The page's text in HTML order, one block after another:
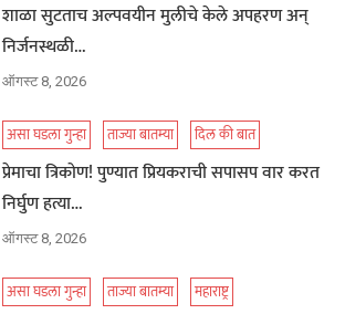
शाळा सुटताच अल्पवयीन मुलीचे केले अपहरण अन्
निर्जनस्थळी…
ऑगस्ट 8, 2026
असा घडला गुन्हा ताज्या बातम्या दिल की बात
प्रेमाचा त्रिकोण! पुण्यात प्रियकराची सपासप वार करत
निर्घुण हत्या…
ऑगस्ट 8, 2026
असा घडला गुन्हा ताज्या बातम्या महाराष्ट्र